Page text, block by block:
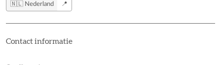
🇳🇱 Nederland 📍
Contact informatie